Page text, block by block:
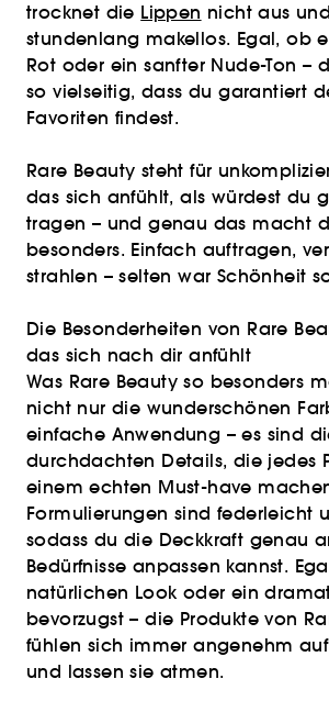
trocknet die Lippen nicht aus
stundenlang makellos. Egal, ob
Rot oder ein sanfter Nude-Ton –
so vielseitig, dass du garantiert
Favoriten findest.
Rare Beauty steht für
das sich anfühlt, als würdest du
tragen – und genau das macht
besonders. Einfach auftragen,
strahlen – selten war Schönheit
Die Besonderheiten von Rare
das sich nach dir anfühlt
Was Rare Beauty so besonders
nicht nur die wunderschönen
einfache Anwendung – es sind
durchdachten Details, die jedes
einem echten Must-have
Formulierungen sind federleicht
sodass du die Deckkraft genau
Bedürfnisse anpassen kannst.
natürlichen Look oder ein
bevorzugst – die Produkte von
fühlen sich immer angenehm
und lassen sie atmen.